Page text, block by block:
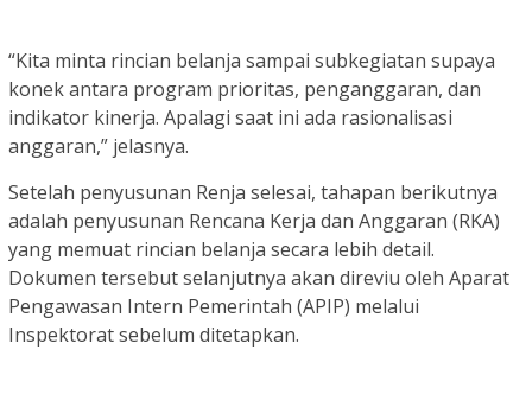
“Kita minta rincian belanja sampai subkegiatan supaya
konek antara program prioritas, penganggaran, dan
indikator kinerja. Apalagi saat ini ada rasionalisasi
anggaran,” jelasnya.
Setelah penyusunan Renja selesai, tahapan berikutnya
adalah penyusunan Rencana Kerja dan Anggaran (RKA)
yang memuat rincian belanja secara lebih detail.
Dokumen tersebut selanjutnya akan direviu oleh Aparat
Pengawasan Intern Pemerintah (APIP) melalui
Inspektorat sebelum ditetapkan.